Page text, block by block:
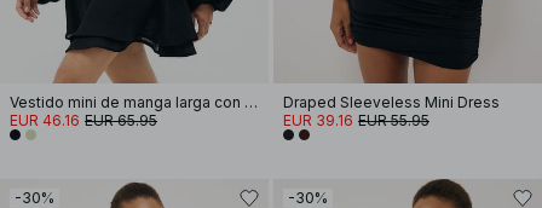
Vestido mini de manga larga con abertura gota de agua
EUR 46.16 EUR 65.95
Draped Sleeveless Mini Dress
EUR 39.16 EUR 55.95
-30% -30%